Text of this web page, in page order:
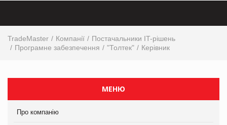
TradeMaster Компанії
Постачальники IT-рішень
Програмне забезпечення
"Толтек" Керівник
МЕНЮ
Про компанію